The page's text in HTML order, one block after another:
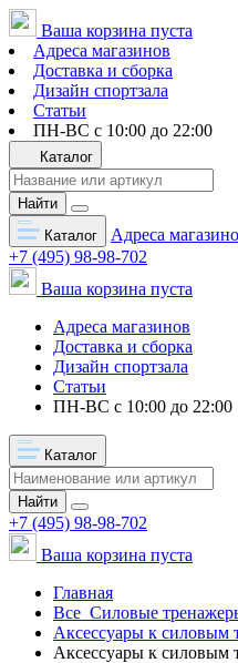
Ваша корзина пуста
Адреса магазинов
Доставка и сборка
Дизайн спортзала
Статьи
ПН-ВС с 10:00 до 22:00
Каталог
Найти
Каталог
Адреса
+7 (495) 98-98-702
Ваша корзина пуста
Адреса магазинов
Доставка и сборка
Дизайн спортзала
Статьи
ПН-ВС с 10:00 до 22:00
Каталог
Найти
+7 (495) 98-98-702
Ваша корзина пуста
Главная
Все Силовые
Аксессуары к силовым
Аксессуары к силовым